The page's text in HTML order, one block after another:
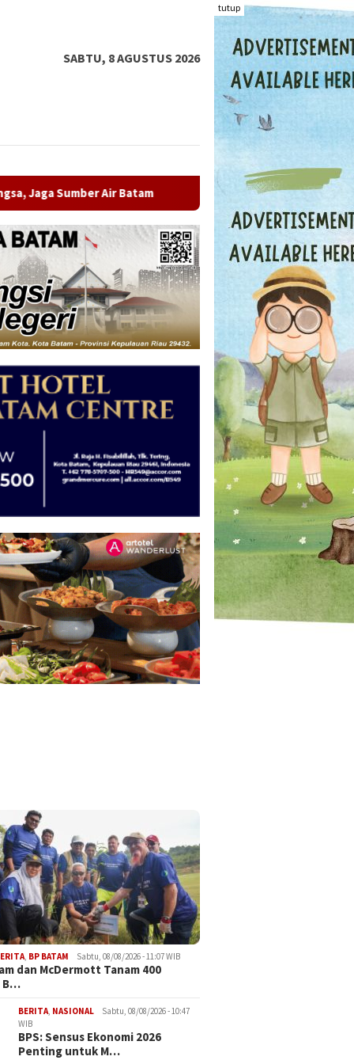
tutup
SABTU, 8 AGUSTUS 2026
BPS: Sensus Ekonomi 2026 Penting untuk
BP BATAM Sabtu, 08/08/2026 - 11:07 WIB
dan McDermott Tanam 400
B…
BERITA NASIONAL
Sabtu, 08/08/2026 - 10:47
WIB
BPS: Sensus Ekonomi 2026
Penting untuk M…